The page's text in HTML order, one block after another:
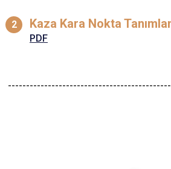
Kaza Kara Nokta
PDF